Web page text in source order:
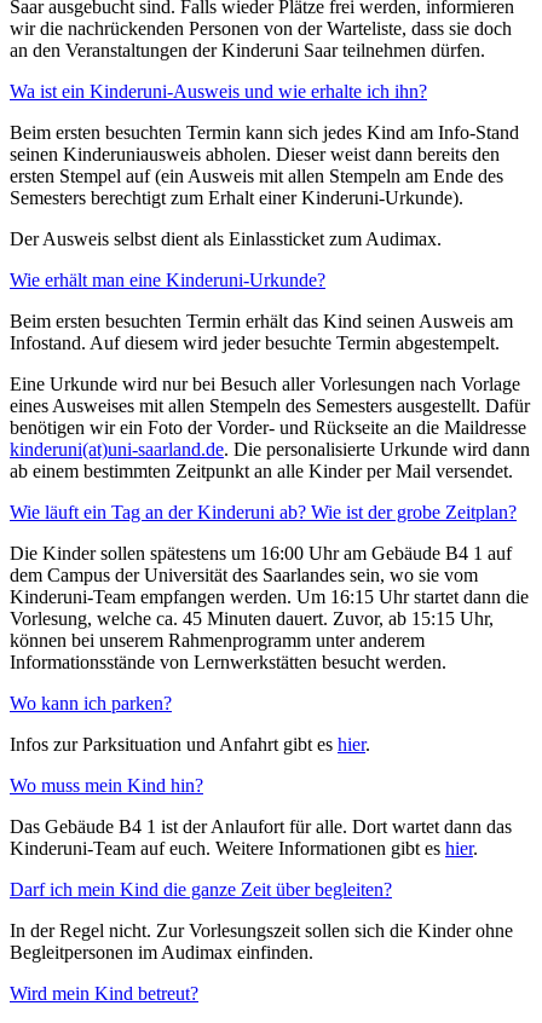
Saar ausgebucht sind. Falls wieder Plätze frei werden, informieren
wir die nachrückenden Personen von der Warteliste, dass sie doch
an den Veranstaltungen der Kinderuni Saar teilnehmen dürfen.
Wa ist ein Kinderuni-Ausweis und wie erhalte ich ihn?
Beim ersten besuchten Termin kann sich jedes Kind am Info-Stand
seinen Kinderuniausweis abholen. Dieser weist dann bereits den
ersten Stempel auf (ein Ausweis mit allen Stempeln am Ende des
Semesters berechtigt zum Erhalt einer Kinderuni-Urkunde).
Der Ausweis selbst dient als Einlassticket zum Audimax.
Wie erhält man eine Kinderuni-Urkunde?
Beim ersten besuchten Termin erhält das Kind seinen Ausweis am
Infostand. Auf diesem wird jeder besuchte Termin abgestempelt.
Eine Urkunde wird nur bei Besuch aller Vorlesungen nach Vorlage
eines Ausweises mit allen Stempeln des Semesters ausgestellt. Dafür
benötigen wir ein Foto der Vorder- und Rückseite an die Maildresse
kinderuni(at)uni-saarland.de. Die personalisierte Urkunde wird dann
ab einem bestimmten Zeitpunkt an alle Kinder per Mail versendet.
Wie läuft ein Tag an der Kinderuni ab? Wie ist der grobe Zeitplan?
Die Kinder sollen spätestens um 16:00 Uhr am Gebäude B4 1 auf
dem Campus der Universität des Saarlandes sein, wo sie vom
Kinderuni-Team empfangen werden. Um 16:15 Uhr startet dann die
Vorlesung, welche ca. 45 Minuten dauert. Zuvor, ab 15:15 Uhr,
können bei unserem Rahmenprogramm unter anderem
Informationsstände von Lernwerkstätten besucht werden.
Wo kann ich parken?
Infos zur Parksituation und Anfahrt gibt es hier.
Wo muss mein Kind hin?
Das Gebäude B4 1 ist der Anlaufort für alle. Dort wartet dann das
Kinderuni-Team auf euch. Weitere Informationen gibt es hier.
Darf ich mein Kind die ganze Zeit über begleiten?
In der Regel nicht. Zur Vorlesungszeit sollen sich die Kinder ohne
Begleitpersonen im Audimax einfinden.
Wird mein Kind betreut?